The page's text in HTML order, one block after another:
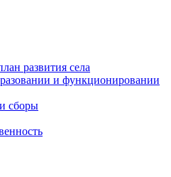
развития села
и функционировании
сборы